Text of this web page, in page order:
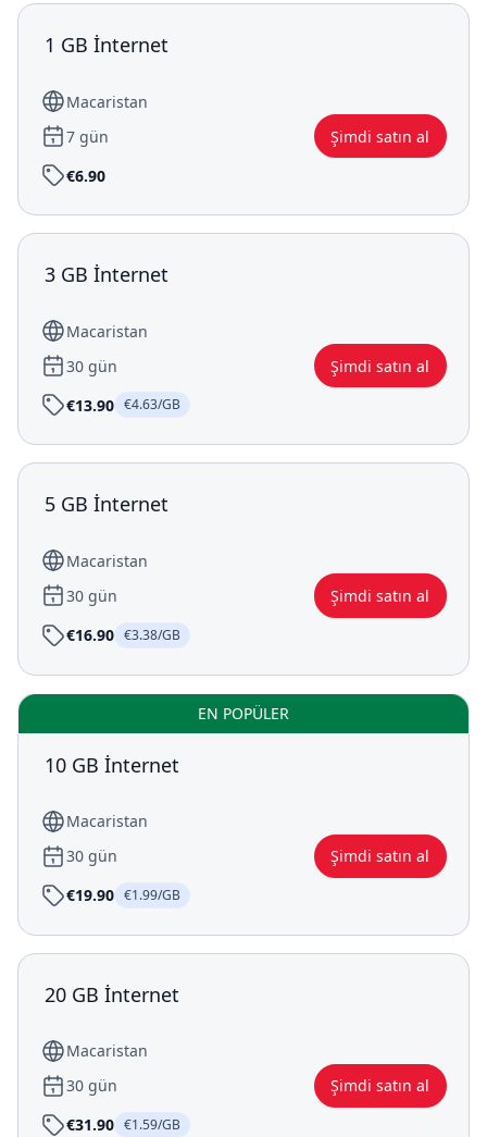
1 GB İnternet
Macaristan
7 gün
Şimdi satın al
€6.90
3 GB İnternet
Macaristan
30 gün
Şimdi satın al
€13.90 €4.63/GB
5 GB İnternet
Macaristan
30 gün
Şimdi satın al
€16.90 €3.38/GB
EN POPÜLER
10 GB İnternet
Macaristan
30 gün
Şimdi satın al
€19.90 €1.99/GB
20 GB İnternet
Macaristan
30 gün
Şimdi satın al
€31.90 €1.59/GB